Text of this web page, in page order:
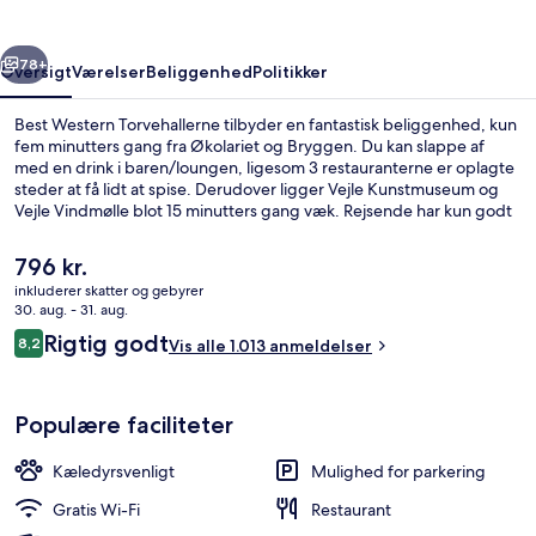
Næste
78+
OversigtVærelserBeliggenhedPolitikker
Best Western Torvehallerne tilbyder en fantastisk beliggenhed, kun
fem minutters gang fra Økolariet og Bryggen. Du kan slappe af
med en drink i baren/loungen, ligesom 3 restauranterne er oplagte
steder at få lidt at spise. Derudover ligger Vejle Kunstmuseum og
Vejle Vindmølle blot 15 minutters gang væk. Rejsende har kun godt
Den
nuværende
pris
er
796 kr.
796 kr.
inkluderer skatter og gebyrer
30. aug. - 31. aug.
Anmeldelser
8,28,2 ud af 10.
Rigtig godtVis alle 1.013 anmeldelser
Populære faciliteter
Kæledyrsvenligt
Mulighed for parkering
Gratis Wi-Fi
Restaurant